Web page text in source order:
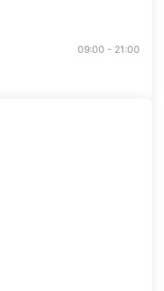
09:00 - 21:00